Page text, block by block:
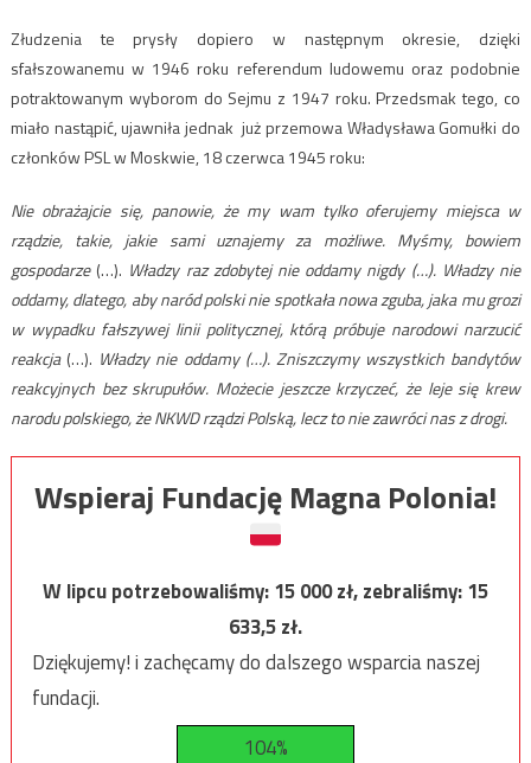
Złudzenia te prysły dopiero w następnym okresie, dzięki
sfałszowanemu w 1946 roku referendum ludowemu oraz podobnie
potraktowanym wyborom do Sejmu z 1947 roku. Przedsmak tego, co
miało nastąpić, ujawniła jednak już przemowa Władysława Gomułki do
członków PSL w Moskwie, 18 czerwca 1945 roku:
Nie obrażajcie się, panowie, że my wam tylko oferujemy miejsca w
rządzie, takie, jakie sami uznajemy za możliwe. Myśmy, bowiem
gospodarze (…). Władzy raz zdobytej nie oddamy nigdy (…). Władzy nie
oddamy, dlatego, aby naród polski nie spotkała nowa zguba, jaka mu grozi
w wypadku fałszywej linii politycznej, którą próbuje narodowi narzucić
reakcja (…). Władzy nie oddamy (…). Zniszczymy wszystkich bandytów
reakcyjnych bez skrupułów. Możecie jeszcze krzyczeć, że leje się krew
narodu polskiego, że NKWD rządzi Polską, lecz to nie zawróci nas z drogi.
Wspieraj Fundację Magna Polonia!
W lipcu potrzebowaliśmy:15 000zł, zebraliśmy:15
633,5zł.
Dziękujemy! i zachęcamy do dalszego wsparcia naszej
fundacji.
104%